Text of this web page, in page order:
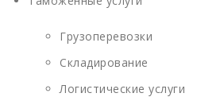
Грузоперевозки
Складирование
Логистические услуги